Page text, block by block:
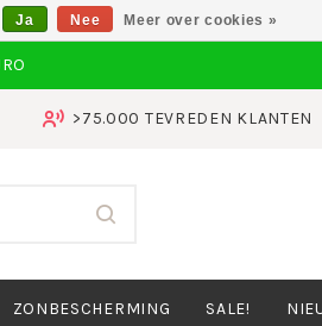
>75.000 TEVREDEN KLANTEN
ZONBESCHERMING SALE!
Ja Nee Meer over cookies »